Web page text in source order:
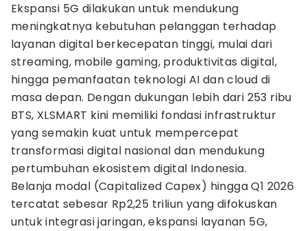
Ekspansi 5G dilakukan untuk mendukung
meningkatnya kebutuhan pelanggan terhadap
layanan digital berkecepatan tinggi, mulai dari
streaming, mobile gaming, produktivitas digital,
hingga pemanfaatan teknologi AI dan cloud di
masa depan. Dengan dukungan lebih dari 253 ribu
BTS, XLSMART kini memiliki fondasi infrastruktur
yang semakin kuat untuk mempercepat
transformasi digital nasional dan mendukung
pertumbuhan ekosistem digital Indonesia.
Belanja modal (Capitalized Capex) hingga Q1 2026
tercatat sebesar Rp2,25 triliun yang difokuskan
untuk integrasi jaringan, ekspansi layanan 5G,